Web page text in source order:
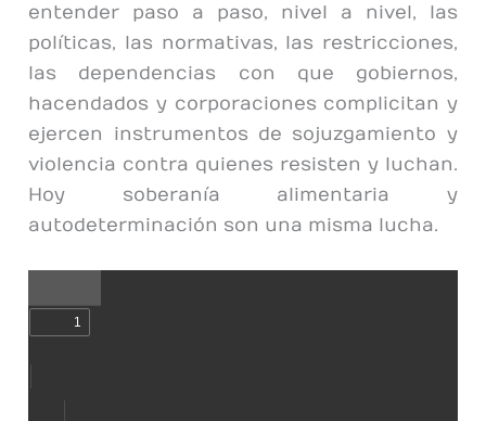
entender paso a paso, nivel a nivel, las
políticas, las normativas, las restricciones,
las dependencias con que gobiernos,
hacendados y corporaciones complicitan y
ejercen instrumentos de sojuzgamiento y
violencia contra quienes resisten y luchan.
Hoy soberanía alimentaria y
autodeterminación son una misma lucha.